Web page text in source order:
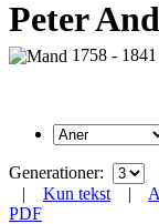
Peter
1758 -
Generationer:
| Kun tekst |
PDF